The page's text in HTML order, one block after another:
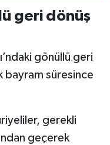
geri dönüş
gönüllü geri
bayram süresince
gerekli
geçerek